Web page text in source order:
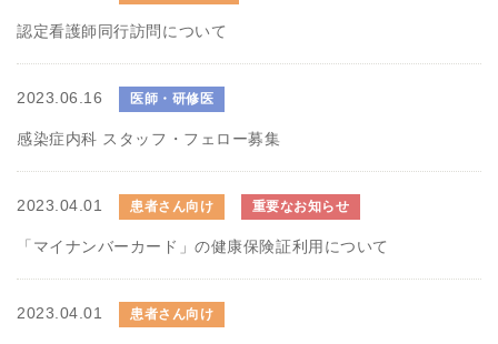
認定看護師同行訪問について
2023.06.16 医師・研修医
感染症内科 スタッフ・フェロー募集
2023.04.01 患者さん向け 重要なお知らせ
「マイナンバーカード」の健康保険証利用について
2023.04.01 患者さん向け